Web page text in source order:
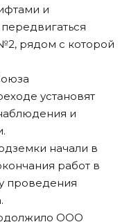
и
рядом с которой
установят
и
начали в
работ в
проведения
ООО